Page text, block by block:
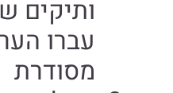
ותיקים
עברו
מסודרת